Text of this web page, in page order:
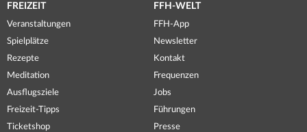
FREIZEIT
Veranstaltungen
Spielplätze
Rezepte
Meditation
Ausflugsziele
Freizeit-Tipps
Ticketshop
FFH-WELT
FFH-App
Newsletter
Kontakt
Frequenzen
Jobs
Führungen
Presse